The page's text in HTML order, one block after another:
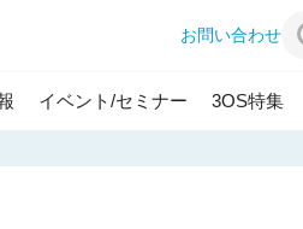
お問い合わせ
イベント/セミナー 3OS特集